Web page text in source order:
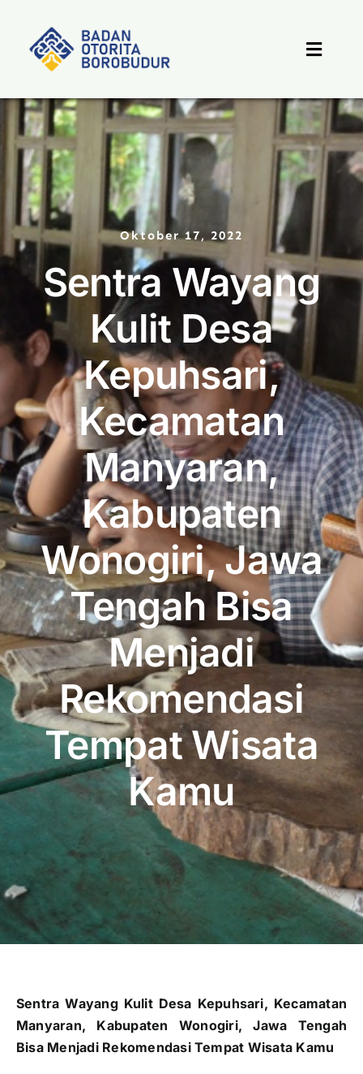
content
Toggle
Beranda
Profil
Berita
Destinasi
Publikasi
Peta Wisata
BLU
Oktober 17, 2022
Sentra Wayang
Kulit Desa
Kepuhsari,
Kecamatan
Manyaran,
Kabupaten
Wonogiri, Jawa
Tengah Bisa
Menjadi
Rekomendasi
Tempat Wisata
Kamu
Sentra Wayang Kulit Desa Kepuhsari, Kecamatan
Manyaran, Kabupaten Wonogiri, Jawa Tengah
Bisa Menjadi Rekomendasi Tempat Wisata Kamu